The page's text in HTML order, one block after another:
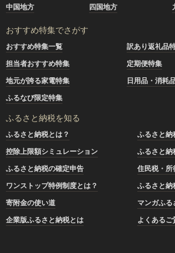
中国地方
四国地方
おすすめ特集でさがす
おすすめ特集一覧
訳あり返礼品
担当者おすすめ特集
定期便特集
地元が誇る家電特集
日用品・消耗
ふるなび限定特集
ふるさと納税を知る
ふるさと納税とは？
ふるさと納
控除上限額シミュレーション
ふるさと納
ふるさと納税の確定申告
住民税・所
ワンストップ特例制度とは？
ふるさと納
寄附金の使い道
マンガふる
企業版ふるさと納税とは
よくあるご